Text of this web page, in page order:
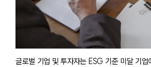
글로벌 기업 및 투자자는 ESG 기준 미달 기업